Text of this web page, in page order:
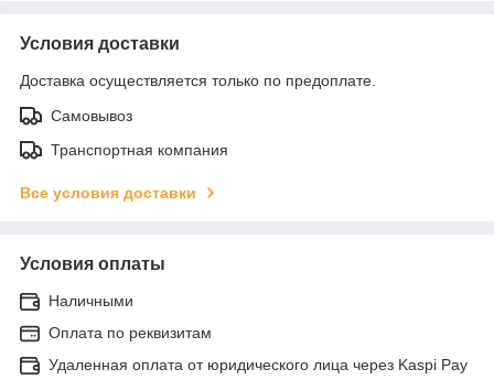
Условия доставки
Доставка осуществляется только по предоплате.
Самовывоз
Транспортная компания
Все условия доставки
Условия оплаты
Наличными
Оплата по реквизитам
Удаленная оплата от юридического лица через Kaspi Pay